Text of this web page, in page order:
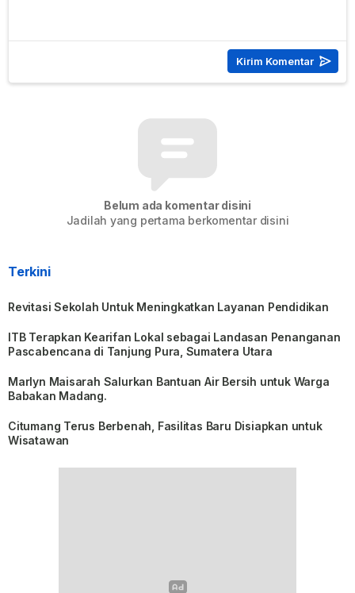
Belum ada komentar disini
Jadilah yang pertama berkomentar disini
Terkini
Revitasi Sekolah Untuk Meningkatkan Layanan Pendidikan
ITB Terapkan Kearifan Lokal sebagai Landasan Penanganan
Pascabencana di Tanjung Pura, Sumatera Utara
Marlyn Maisarah Salurkan Bantuan Air Bersih untuk Warga
Babakan Madang.
Citumang Terus Berbenah, Fasilitas Baru Disiapkan untuk
Wisatawan